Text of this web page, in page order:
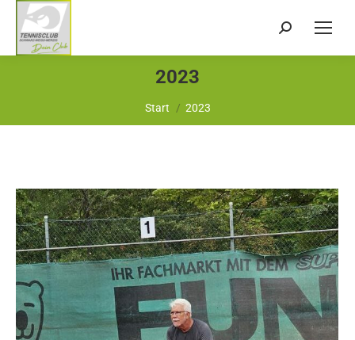
Search:
2023
Sie befinden sich hier:
Start 2023